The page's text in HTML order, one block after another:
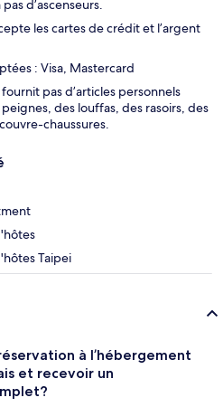
d’ascenseurs.
les cartes de crédit et l’argent
: Visa, Mastercard
pas d’articles personnels
des louffas, des rasoirs, des
chaussures.
Taipei
à l’hébergement
et recevoir un